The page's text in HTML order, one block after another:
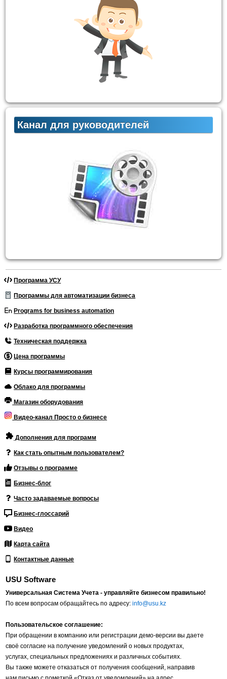
Канал для руководителей
Программа УСУ
Программы для автоматизации бизнеса
Programs for business automation
Разработка программного обеспечения
Техническая поддержка
Цена программы
Курсы программирования
Облако для программы
Магазин оборудования
Видео-канал Просто о бизнесе
Дополнения для программ
Как стать опытным пользователем?
Отзывы о программе
Бизнес-блог
Часто задаваемые вопросы
Бизнес-глоссарий
Видео
Карта сайта
Контактные данные
USU Software
Универсальная Система Учета - управляйте бизнесом правильно!
По всем вопросам обращайтесь по адресу:info@usu.kz
Пользовательское соглашение:
При обращении в компанию или регистрации демо-версии вы даете
своё согласие на получение уведомлений о новых продуктах,
услугах, специальных предложениях и различных событиях.
Вы также можете отказаться от получения сообщений, направив